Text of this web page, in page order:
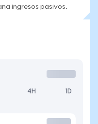
ingresos pasivos.
4H 1D